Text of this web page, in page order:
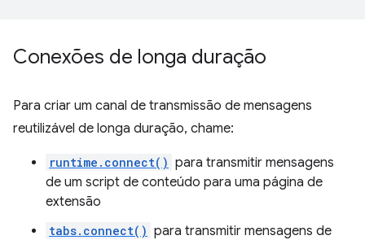
Conexões de longa duração
Para criar um canal de transmissão de mensagens
reutilizável de longa duração, chame:
runtime.connect() para transmitir mensagens
de um script de conteúdo para uma página de
extensão
tabs.connect() para transmitir mensagens de